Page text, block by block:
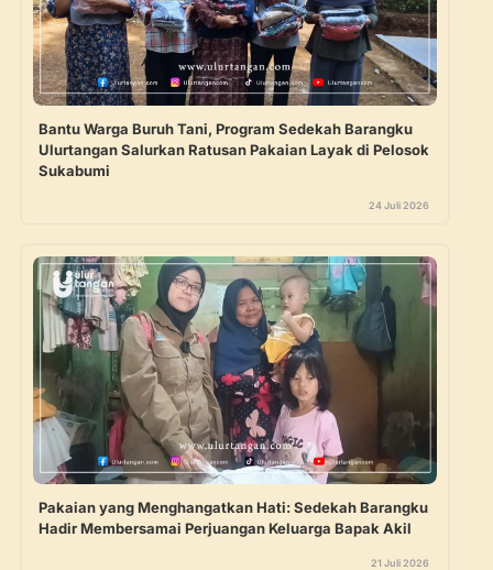
Bantu Warga Buruh Tani, Program Sedekah Barangku
Ulurtangan Salurkan Ratusan Pakaian Layak di Pelosok
Sukabumi
24 Juli 2026
Pakaian yang Menghangatkan Hati: Sedekah Barangku
Hadir Membersamai Perjuangan Keluarga Bapak Akil
21 Juli 2026